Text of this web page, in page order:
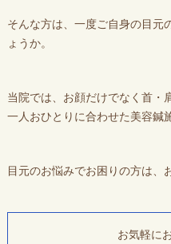
そんな方は、一度ご自身の目元
ょうか。
当院では、お顔だけでなく首・
一人おひとりに合わせた美容鍼
目元のお悩みでお困りの方は、
お気軽に